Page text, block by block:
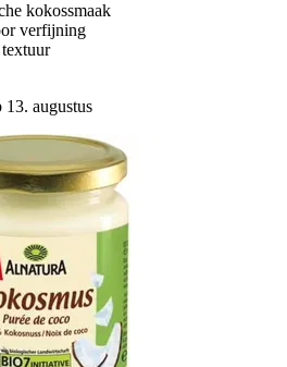
kokossmaak
verfijning
augustus